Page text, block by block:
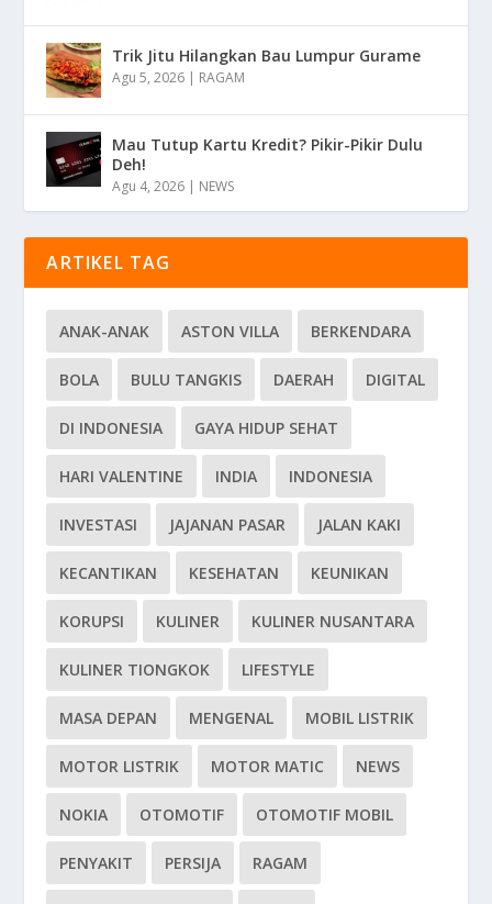
Trik Jitu Hilangkan Bau Lumpur Gurame
Agu 5, 2026 | RAGAM
Mau Tutup Kartu Kredit? Pikir-Pikir Dulu
Deh!
Agu 4, 2026 | NEWS
ARTIKEL TAG
ANAK-ANAK ASTON VILLA BERKENDARA
BOLA BULU TANGKIS DAERAH DIGITAL
DI INDONESIA GAYA HIDUP SEHAT
HARI VALENTINE INDIA INDONESIA
INVESTASI JAJANAN PASAR JALAN KAKI
KECANTIKAN KESEHATAN KEUNIKAN
KORUPSI KULINER KULINER NUSANTARA
KULINER TIONGKOK LIFESTYLE
MASA DEPAN MENGENAL MOBIL LISTRIK
MOTOR LISTRIK MOTOR MATIC NEWS
NOKIA OTOMOTIF OTOMOTIF MOBIL
PENYAKIT PERSIJA RAGAM